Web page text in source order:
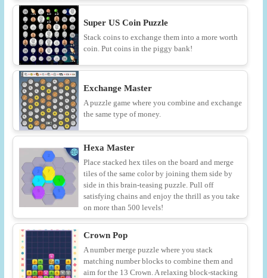
Super US Coin Puzzle
Stack coins to exchange them into a more worth
coin. Put coins in the piggy bank!
Exchange Master
A puzzle game where you combine and exchange
the same type of money.
Hexa Master
Place stacked hex tiles on the board and merge
tiles of the same color by joining them side by
side in this brain-teasing puzzle. Pull off
satisfying chains and enjoy the thrill as you take
on more than 500 levels!
Crown Pop
A number merge puzzle where you stack
matching number blocks to combine them and
aim for the 13 Crown. A relaxing block-stacking